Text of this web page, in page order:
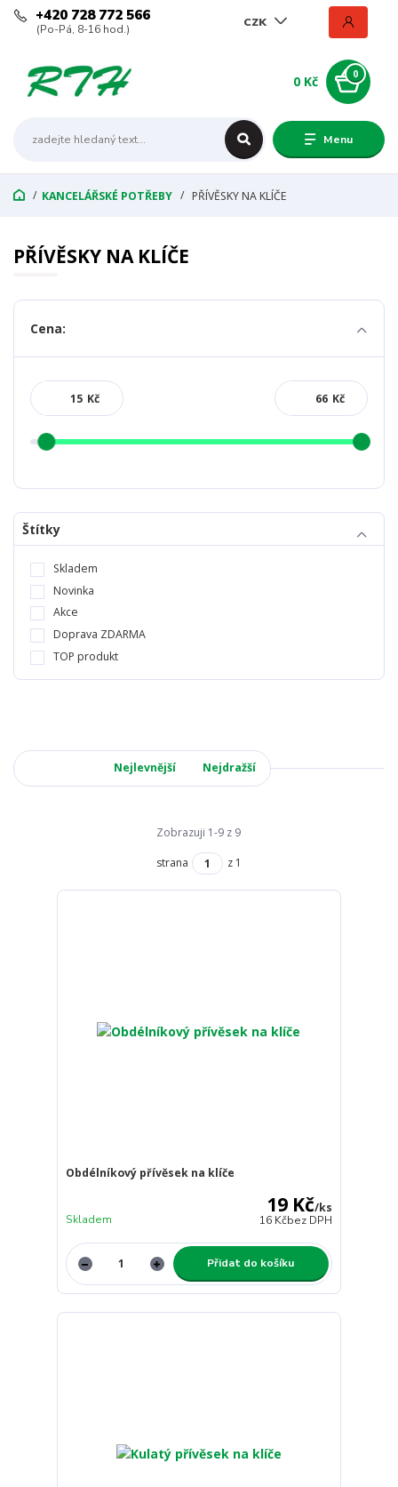
Menu
CZK
+420 728 772 566
(Po-Pá, 8-16 hod.)
0
0 Kč
KANCELÁŘSKÉ POTŘEBY PŘÍVĚSKY NA KLÍČE
PŘÍVĚSKY NA KLÍČE
Cena:
Kč Kč
Štítky
Skladem
Novinka
Akce
Doprava ZDARMA
TOP produkt
Nejlevnější Nejdražší
Zobrazuji 1-9 z 9
strana z 1
Obdélníkový přívěsek na klíče
19 Kč/ks
16 Kčbez DPH
Skladem
Přidat do košíku